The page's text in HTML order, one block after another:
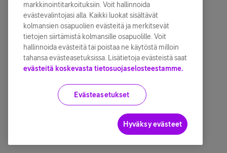
markkinointitarkoituksiin. Voit hallinnoida
evästevalintojasi alla. Kaikki luokat sisältävät
kolmansien osapuolien evästeitä ja merkitsevät
tietojen siirtämistä kolmansille osapuolille. Voit
hallinnoida evästeitä tai poistaa ne käytöstä milloin
tahansa evästeasetuksissa. Lisätietoja evästeistä saat
evästeitä koskevasta tietosuojaselosteestamme.
Evästeasetukset
Hyväksy evästeet